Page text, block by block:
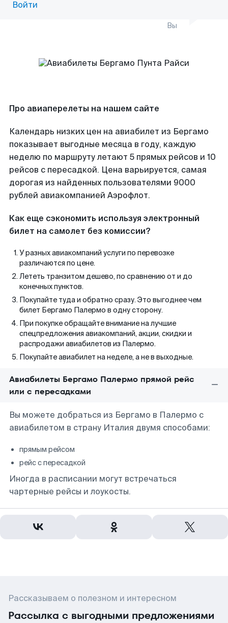
Войти
Вы
Про авиаперелеты на нашем сайте
Календарь низких цен на авиабилет из Бергамо
показывает выгодные месяца в году, каждую
неделю по маршруту летают 5 прямых рейсов и 10
рейсов с пересадкой. Цена варьируется, самая
дорогая из найденных пользователями 9000
рублей авиакомпанией Аэрофлот.
Как еще сэкономить используя электронный
билет на самолет без комиссии?
У разных авиакомпаний услуги по перевозке
различаются по цене.
Лететь транзитом дешево, по сравнению от и до
конечных пунктов.
Покупайте туда и обратно сразу. Это выгоднее чем
билет Бергамо Палермо в одну сторону.
При покупке обращайте внимание на лучшие
спецпредложения авиакомпаний, акции, скидки и
распродажи авиабилетов из Палермо.
Покупайте авиабилет на неделе, а не в выходные.
Авиабилеты Бергамо Палермо прямой рейс
или с пересадками
Вы можете добраться из Бергамо в Палермо с
авиабилетом в страну Италия двумя способами:
прямым рейсом
рейс с пересадкой
Иногда в расписании могут встречаться
чартерные рейсы и лоукосты.
Рассказываем о полезном и интересном
Рассылка с выгодными предложениями